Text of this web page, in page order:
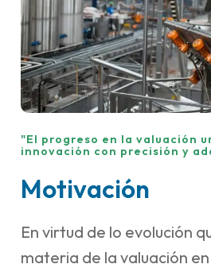
"El progreso en la valuación
innovación con precisión y
Motivación
En virtud de lo evolución
materia de la valuación